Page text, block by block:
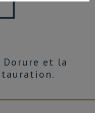
et la